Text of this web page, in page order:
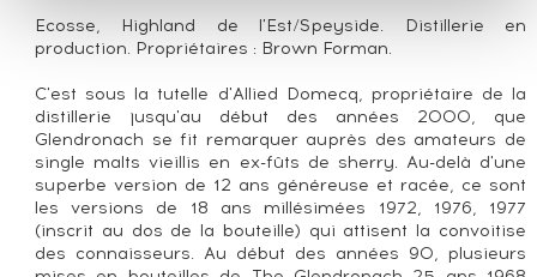
Ecosse, Highland de l'Est/Speyside. Distillerie en
production. Propriétaires : Brown Forman.
C'est sous la tutelle d'Allied Domecq, propriétaire de la
distillerie jusqu'au début des années 2000, que
Glendronach se fit remarquer auprès des amateurs de
single malts vieillis en ex-fûts de sherry. Au-delà d'une
superbe version de 12 ans généreuse et racée, ce sont
les versions de 18 ans millésimées 1972, 1976, 1977
(inscrit au dos de la bouteille) qui attisent la convoitise
des connaisseurs. Au début des années 90, plusieurs